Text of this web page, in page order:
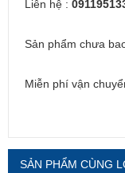
Liên hệ :
Sản phẩm chưa
Miễn phí vận
SẢN PHẨM CÙNG